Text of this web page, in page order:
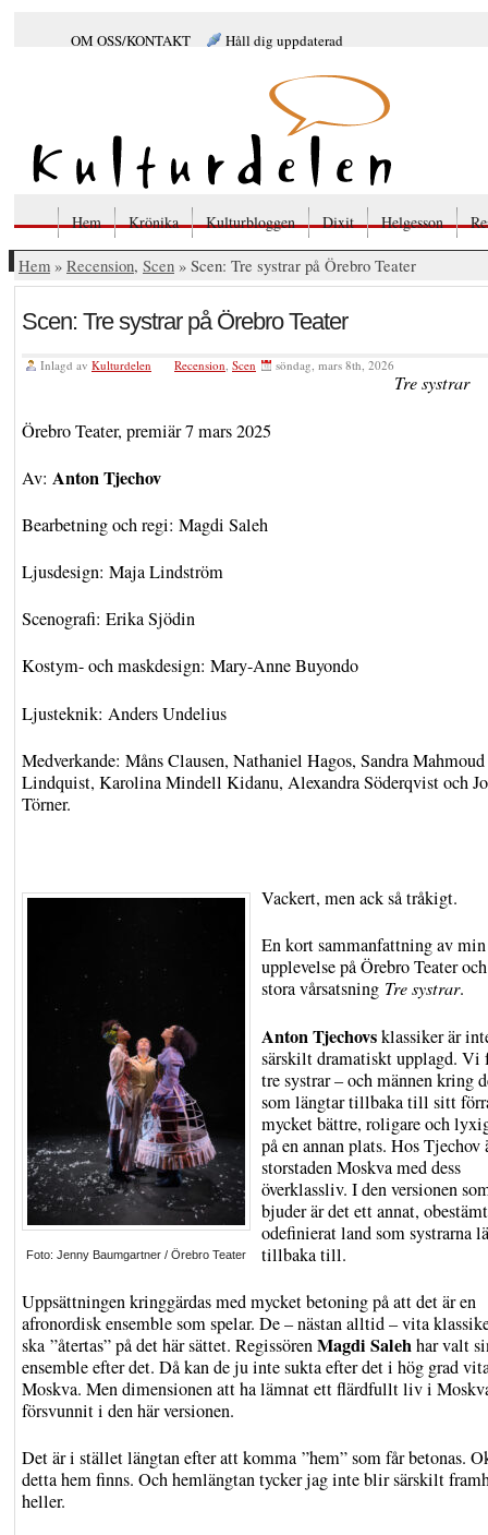
OM OSS/KONTAKT Håll dig uppdaterad
Hem Krönika Kulturbloggen Dixit Helgesson
Hem » Recension, Scen » Scen: Tre systrar på Örebro Teater
Scen: Tre systrar på Örebro Teater
Inlagd av Kulturdelen Recension, Scen söndag, mars 8th, 2026
Tre systrar
Örebro Teater, premiär 7 mars 2025
Av: Anton Tjechov
Bearbetning och regi: Magdi Saleh
Ljusdesign: Maja Lindström
Scenografi: Erika Sjödin
Kostym- och maskdesign: Mary-Anne Buyondo
Ljusteknik: Anders Undelius
Medverkande: Måns Clausen, Nathaniel Hagos, Sandra Mahmoud
Lindquist, Karolina Mindell Kidanu, Alexandra Söderqvist och
Törner.
Foto: Jenny Baumgartner / Örebro Teater
Vackert, men ack så tråkigt.
En kort sammanfattning av min
upplevelse på Örebro Teater
stora vårsatsning Tre systrar.
Anton Tjechovsklassiker är
särskilt dramatiskt upplagd. Vi
tre systrar – och männen kring
som längtar tillbaka till sitt
mycket bättre, roligare och
på en annan plats. Hos Tjechov
storstaden Moskva med dess
överklassliv. I den versionen
bjuder är det ett annat,
odefinierat land som systrarna
tillbaka till.
Uppsättningen kringgärdas med mycket betoning på att det är en
afronordisk ensemble som spelar. De – nästan alltid – vita
ska ”återtas” på det här sättet. RegissörenMagdi Salehhar valt
ensemble efter det. Då kan de ju inte sukta efter det i hög grad
Moskva. Men dimensionen att ha lämnat ett flärdfullt liv i
försvunnit i den här versionen.
Det är i stället längtan efter att komma ”hem” som får betonas.
detta hem finns. Och hemlängtan tycker jag inte blir särskilt
heller.